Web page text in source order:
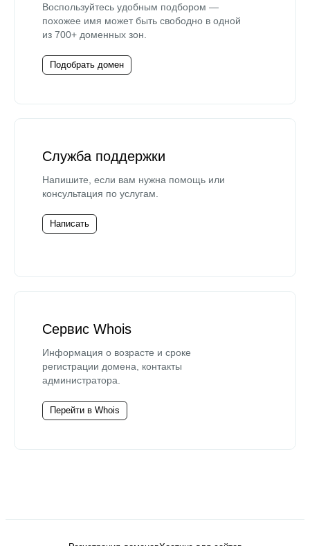
Воспользуйтесь удобным подбором —
похожее имя может быть свободно в одной
из 700+ доменных зон.
Подобрать домен
Служба поддержки
Напишите, если вам нужна помощь или
консультация по услугам.
Написать
Сервис Whois
Информация о возрасте и сроке
регистрации домена, контакты
администратора.
Перейти в Whois